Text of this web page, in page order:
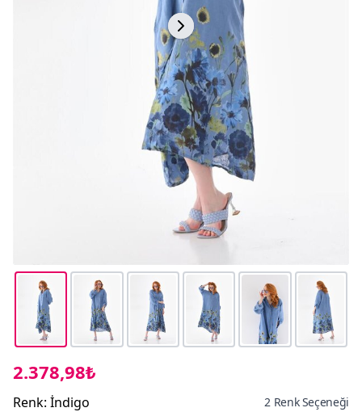
2.378,98₺
Renk: İndigo 2 Renk Seçeneği